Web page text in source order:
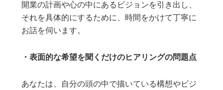
開業の計画や心の中にあるビジョンを引き出し、
それを具体的にするために、時間をかけて丁寧に
お話を伺います。
・表面的な希望を聞くだけのヒアリングの問題点
あなたは、自分の頭の中で描いている構想やビジ